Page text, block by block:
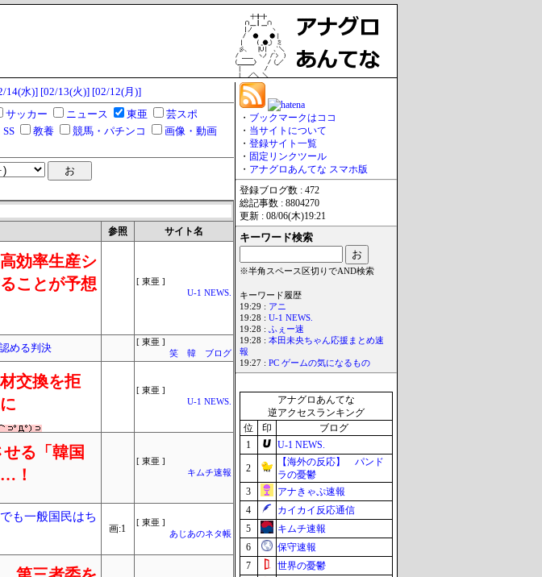
14(水)] [02/13(火)] [02/12(月)]
サッカー ニュース 東亜
芸スポ
教養 競馬・パチンコ
画像・動画
参照 サイト名
効率生産シ
ことが予想
[ 東亜 ]
U-1 NEWS.
める判決
[ 東亜 ]
笑 韓 ブログ
交換を拒
[ 東亜 ]
U-1 NEWS.
る「韓国
！
[ 東亜 ]
キムチ速報
も一般国民はち
画:1
[ 東亜 ]
あじあのネタ帳
・ ブックマークはココ
・ 当サイトについて
・ 登録サイト一覧
・ 固定リンクツール
・ アナグロあんてな スマホ版
登録ブログ数 : 472
総記事数 : 8804270
更新 : 08/06(木)19:21
キーワード検索
※半角スペース区切りでAND検索
キーワード履歴
19:29 : アニ
19:28 : U-1 NEWS.
19:28 : ふぇー速
19:28 : 本田未央ちゃん応援まとめ速
報
19:27 : PC ゲームの気になるもの
アナグロあんてな
逆アクセスランキング
位
印
ブログ
1
U-1 NEWS.
2
【海外の反応】 パンド
ラの憂鬱
3
アナきゃぷ速報
4
カイカイ反応通信
5
キムチ速報
6
保守速報
7
世界の憂鬱